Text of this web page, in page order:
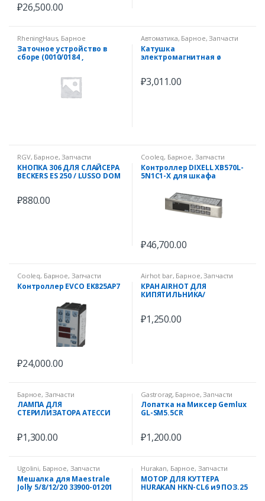
₽26,500.00
RheningHaus, Барное
Заточное устройство в
сборе (0010/0184 ,
Автоматика, Барное,Запчасти
Катушка
электромагнитная ø
₽3,011.00
RGV, Барное,Запчасти
КНОПКА 306 ДЛЯ СЛАЙСЕРА
BECKERS ES 250 / LUSSO DOM
₽880.00
Cooleq, Барное, Запчасти
Контроллер DIXELL XB570L-
5N1C1-X для шкафа
СООLEQ CQF-5/CQF-10
₽46,700.00
Cooleq, Барное, Запчасти
Контроллер EVCO EK825AP7
₽24,000.00
Airhot bar, Барное, Запчасти
КРАН AIRHOT ДЛЯ
КИПЯТИЛЬНИКА/
₽1,250.00
Барное, Запчасти
ЛАМПА ДЛЯ
СТЕРИЛИЗАТОРА АТЕССИ
₽1,300.00
Gastrorag, Барное, Запчасти
Лопатка на Миксер Gemlux
GL-SM5.5CR
₽1,200.00
Ugolini, Барное, Запчасти
Мешалка для Maestrale
Jolly 5/8/12/20 33900-01201
Hurakan, Барное, Запчасти
МОТОР ДЛЯ КУТТЕРА
HURAKAN HKN-CL6 и9 ПОЗ.25